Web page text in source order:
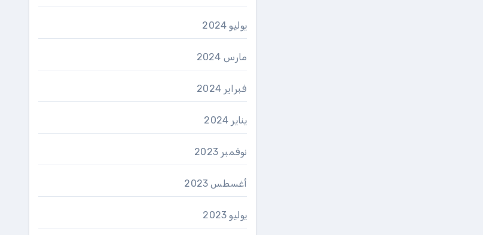
يوليو 2024
مارس 2024
فبراير 2024
يناير 2024
نوفمبر 2023
أغسطس 2023
يوليو 2023